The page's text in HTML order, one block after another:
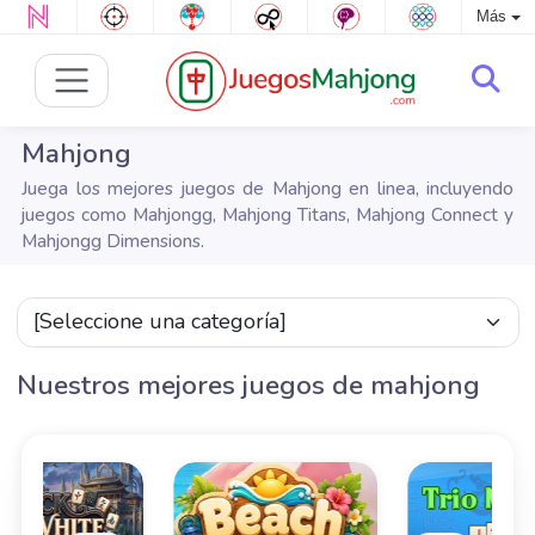
Más
Mahjong
Juega los mejores juegos de Mahjong en linea, incluyendo
juegos como Mahjongg, Mahjong Titans, Mahjong Connect y
Mahjongg Dimensions.
Nuestros mejores juegos de mahjong